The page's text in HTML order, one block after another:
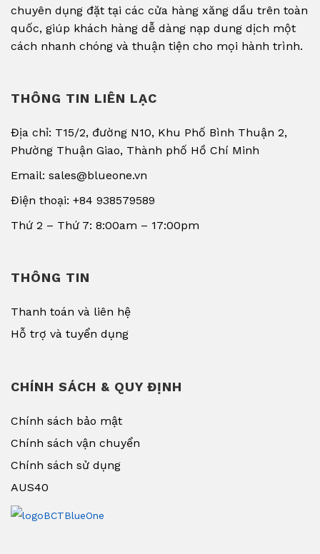
chuyên dụng đặt tại các cửa hàng xăng dầu trên toàn
quốc, giúp khách hàng dễ dàng nạp dung dịch một
cách nhanh chóng và thuận tiện cho mọi hành trình.
THÔNG TIN LIÊN LẠC
Địa chỉ: T15/2, đường N10, Khu Phố Bình Thuận 2,
Phường Thuận Giao, Thành phố Hồ Chí Minh
Email: sales@blueone.vn
Điện thoại: +84 938579589
Thứ 2 – Thứ 7: 8:00am – 17:00pm
THÔNG TIN
Thanh toán và liên hệ
Hỗ trợ và tuyển dụng
CHÍNH SÁCH & QUY ĐỊNH
Chính sách bảo mật
Chính sách vận chuyển
Chính sách sử dụng
AUS40